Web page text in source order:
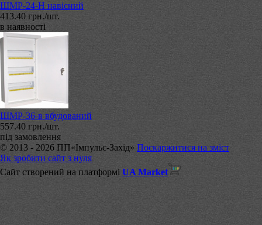
ШМР-24-Н навісний
413.40 грн./шт.
в наявності
ШМР-36-в вбудований
557.40 грн./шт.
під замовлення
© 2013 - 2026 ПП«Імпульс-Захід» Поскаржитися на зміст
Як зробити сайт з нуля
Сайт створений на платформі UA Market